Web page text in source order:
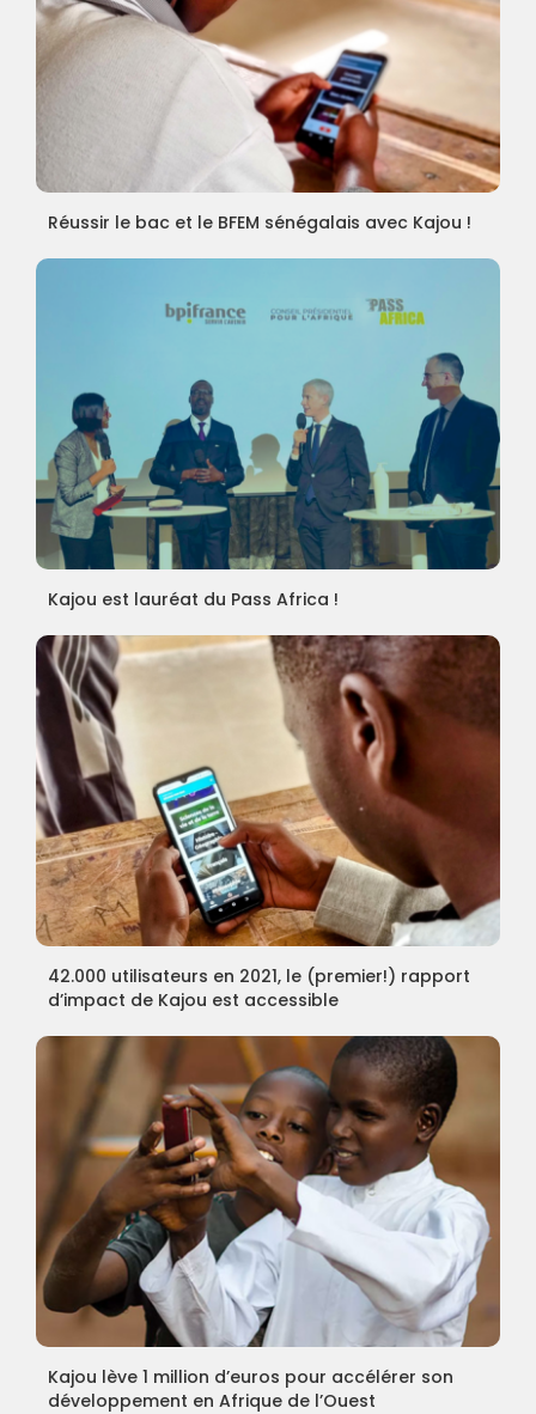
Réussir le bac et le BFEM sénégalais avec Kajou !
Kajou est lauréat du Pass Africa !
42.000 utilisateurs en 2021, le (premier!) rapport
d’impact de Kajou est accessible
Kajou lève 1 million d’euros pour accélérer son
développement en Afrique de l’Ouest